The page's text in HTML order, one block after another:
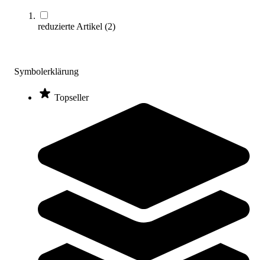
reduzierte Artikel (2)
Symbolerklärung
Topseller
Varianten zur Auswahl
Nur wenige auf Lager
Ju-Sports® Boxbandage elastisch
7,20 €
Zum Produkt
Varianten zur Auswahl
Sofort lieferbar